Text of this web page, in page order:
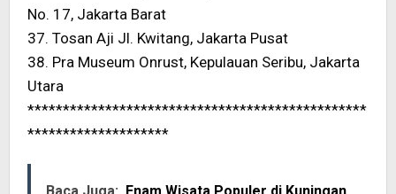
No. 17, Jakarta Barat
37. Tosan Aji Jl. Kwitang, Jakarta Pusat
38. Pra Museum Onrust, Kepulauan Seribu, Jakarta
Utara
************************************************
********************